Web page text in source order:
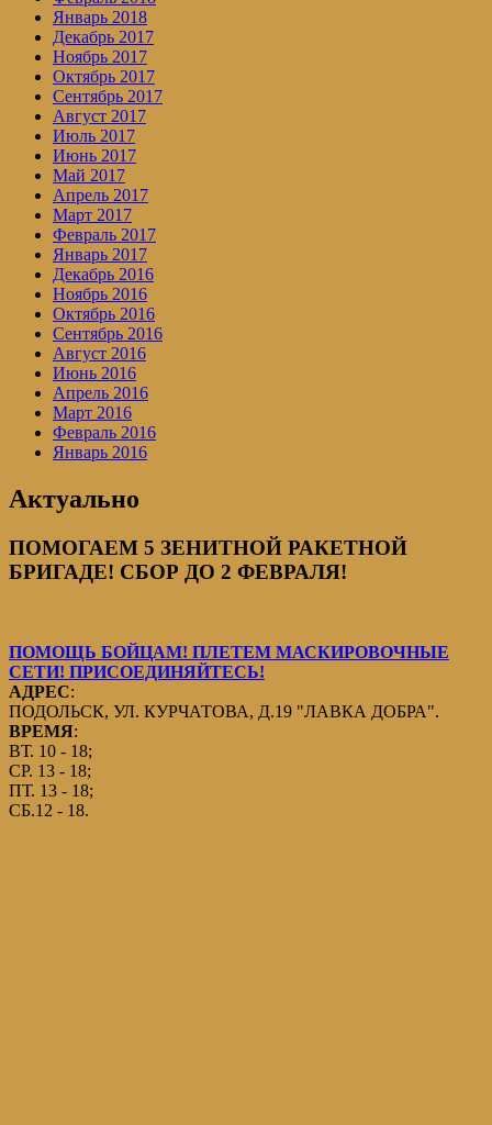
Январь 2018
Декабрь 2017
Ноябрь 2017
Октябрь 2017
Сентябрь 2017
Август 2017
Июль 2017
Июнь 2017
Май 2017
Апрель 2017
Март 2017
Февраль 2017
Январь 2017
Декабрь 2016
Ноябрь 2016
Октябрь 2016
Сентябрь 2016
Август 2016
Июнь 2016
Апрель 2016
Март 2016
Февраль 2016
Январь 2016
Актуально
ПОМОГАЕМ 5 ЗЕНИТНОЙ РАКЕТНОЙ
БРИГАДЕ! СБОР ДО 2 ФЕВРАЛЯ!
ПОМОЩЬ БОЙЦАМ! ПЛЕТЕМ МАСКИРОВОЧНЫЕ
СЕТИ! ПРИСОЕДИНЯЙТЕСЬ!
АДРЕС:
ПОДОЛЬСК, УЛ. КУРЧАТОВА, Д.19 "ЛАВКА ДОБРА".
ВРЕМЯ:
ВТ. 10 - 18;
СР. 13 - 18;
ПТ. 13 - 18;
СБ.12 - 18.